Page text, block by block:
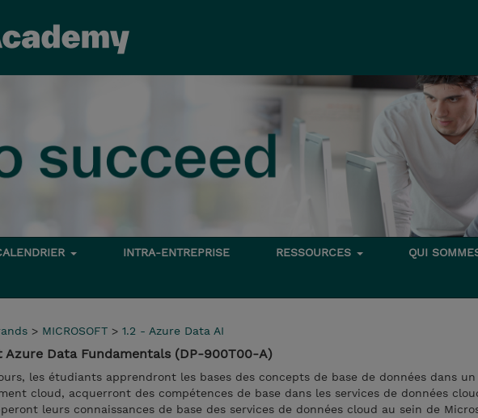
INTRA-ENTREPRISE RESSOURCES QUI
> MICROSOFT > 1.2 - Azure Data AI
Azure Data Fundamentals (DP-900T00-A)
les étudiants apprendront les bases des concepts de base de données dans un
cloud, acquerront des compétences de base dans les services de données
leurs connaissances de base des services de données cloud au sein de